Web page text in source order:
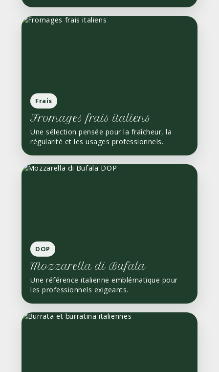
Frais
Fromages frais italiens
Une sélection pensée pour la fraîcheur, la
régularité et les usages professionnels.
DOP
Mozzarella di Bufala
Une référence italienne emblématique pour
les professionnels exigeants.